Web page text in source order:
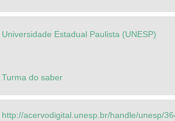
Universidade Estadual Paulista (UNESP)
Turma do saber
http://acervodigital.unesp.br/handle/unesp/